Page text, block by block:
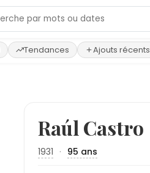
Tendances Ajouts récents
Raúl Castro
1931 · 95 ans